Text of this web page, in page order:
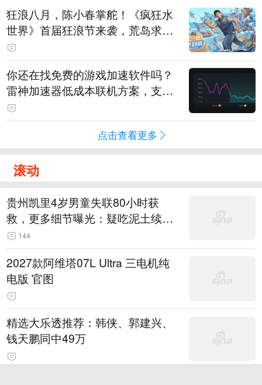
狂浪八月，陈小春掌舵！《疯狂水
世界》首届狂浪节来袭，荒岛求生
直播即将开启
你还在找免费的游戏加速软件吗？
雷神加速器低成本联机方案，支持
免费试用
点击查看更多
滚动
贵州凯里4岁男童失联80小时获
救，更多细节曝光：疑吃泥土续
命，搜救至20米附近错过多找3天
144
2027款阿维塔07L Ultra 三电机纯
电版 官图
精选大乐透推荐：韩侠、郭建兴、
钱天鹏同中49万